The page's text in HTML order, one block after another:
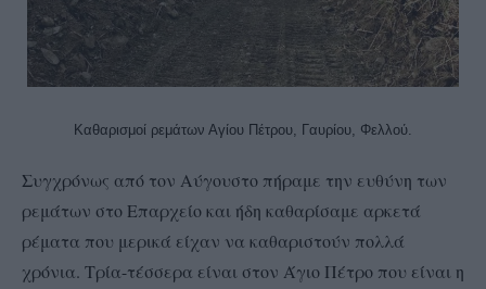
Καθαρισμοί ρεμάτων Αγίου Πέτρου, Γαυρίου, Φελλού.
Συγχρόνως από τον Αύγουστο πήραμε την ευθύνη των
ρεμάτων στο Επαρχείο και ήδη καθαρίσαμε αρκετά
ρέματα που μερικά είχαν να καθαριστούν πολλά
χρόνια. Τρία-τέσσερα είναι στον Άγιο Πέτρο που είναι η